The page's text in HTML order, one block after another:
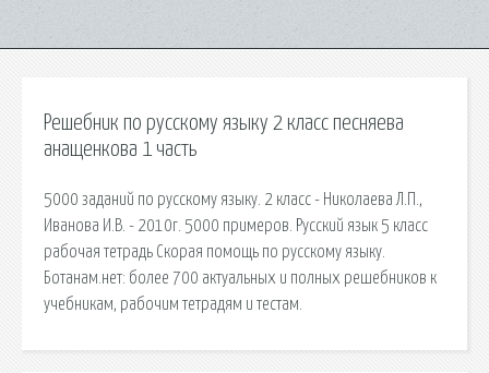
Решебник по русскому языку 2 класс песняева
анащенкова 1 часть
5000 заданий по русскому языку. 2 класс - Николаева Л.П.,
Иванова И.В. - 2010г. 5000 примеров. Русский язык 5 класс
рабочая тетрадь Скорая помощь по русскому языку.
Ботанам.нет: более 700 актуальных и полных решебников к
учебникам, рабочим тетрадям и тестам.